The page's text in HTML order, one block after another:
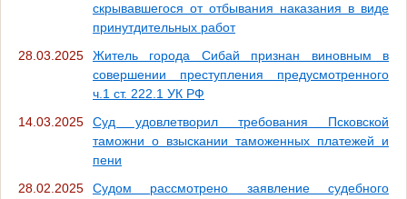
скрывавшегося от отбывания наказания в виде
принутдительных работ
28.03.2025
Житель города Сибай признан виновным в
совершении преступления предусмотренного
ч.1 ст. 222.1 УК РФ
14.03.2025
Суд удовлетворил требования Псковской
таможни о взыскании таможенных платежей и
пени
28.02.2025
Судом рассмотрено заявление судебного